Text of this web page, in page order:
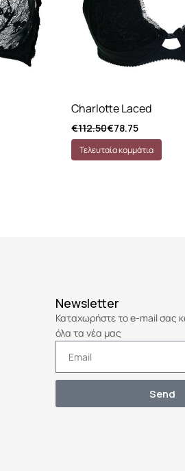
Charlotte Laced
€112.50€78.75
Τελευταία κομμάτια
Newsletter
Καταχωρήστε το e-mail σας
όλα τα νέα μας
Send